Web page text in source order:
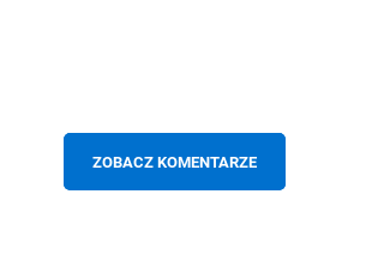
ZOBACZ KOMENTARZE